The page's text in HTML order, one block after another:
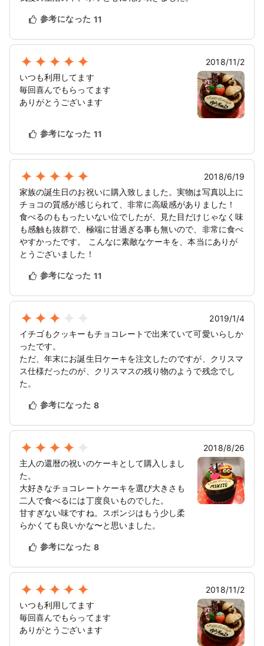
参考になった 11
2018/11/2
いつも利用してます
毎回喜んでもらってます
ありがとうございます
参考になった 11
2018/6/19
家族の誕生日のお祝いに購入致しました。実物は写真以上に
チョコの質感が感じられて、非常に高級感がありました！
食べるのももったいない位でしたが、見た目だけじゃなく味
も感触も抜群で、極端に甘過ぎる事も無いので、非常に食べ
やすかったです。 こんなに素敵なケーキを、本当にありが
とうございました！
参考になった 11
2019/1/4
イチゴもクッキーもチョコレートで出来ていて可愛いらしか
ったです。
ただ、年末にお誕生日ケーキを注文したのですが、クリスマ
ス仕様だったのが、クリスマスの残り物のようで残念でし
た。
参考になった 8
2018/8/26
主人の還暦の祝いのケーキとして購入しまし
た。
大好きなチョコレートケーキを選び大きさも
二人で食べるには丁度良いものでした。
甘すぎない味ですね。スポンジはもう少し柔
らかくても良いかな〜と思いました。
参考になった 8
2018/11/2
いつも利用してます
毎回喜んでもらってます
ありがとうございます